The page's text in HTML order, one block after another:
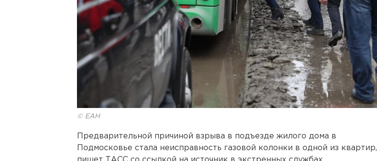
© ЕАН
Предварительной причиной взрыва в подъезде жилого дома в
Подмосковье стала неисправность газовой колонки в одной из квартир,